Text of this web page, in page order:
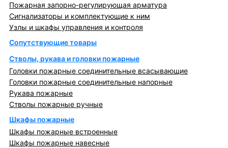
Пожарная запорно-регулирующая арматура
Сигнализаторы и комплектующие к ним
Узлы и шкафы управления и контроля
Сопутствующие товары
Стволы, рукава и головки пожарные
Головки пожарные соединительные всасывающие
Головки пожарные соединительные напорные
Рукава пожарные
Стволы пожарные ручные
Шкафы пожарные
Шкафы пожарные встроенные
Шкафы пожарные навесные